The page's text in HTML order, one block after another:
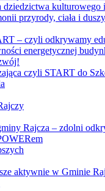
dziedzictwa kulturowego
przyrody, ciała i duszy
– czyli odkrywamy
energetycznej
czyli START do
Rajcza – zdolni
aktywnie w Gminie